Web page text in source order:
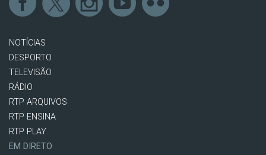
NOTÍCIAS
DESPORTO
TELEVISÃO
RÁDIO
RTP ARQUIVOS
RTP ENSINA
RTP PLAY
EM DIRETO